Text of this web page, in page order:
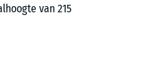
van 215